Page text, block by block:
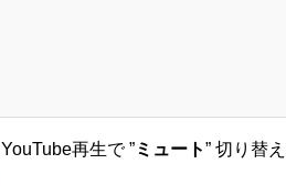
YouTube再生で ”ミュート” 切り替